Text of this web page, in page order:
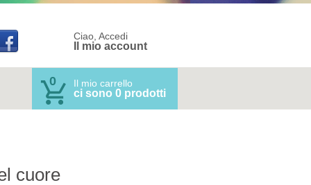
Ciao, Accedi
Il mio account
0 Il mio carrello
ci sono 0 prodotti
cuore